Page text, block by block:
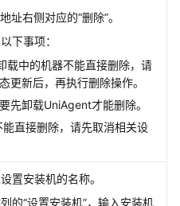
址右侧对应的“删除”。
下事项：
载中的机器不能直接删除，请
更新后，再执行删除操作。
先卸载UniAgent才能删除。
直接删除，请先取消相关设
置安装机的名称。
的“设置安装机”，输入安装机